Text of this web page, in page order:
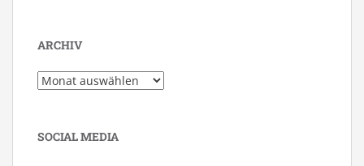
ARCHIV
Archiv
SOCIAL MEDIA